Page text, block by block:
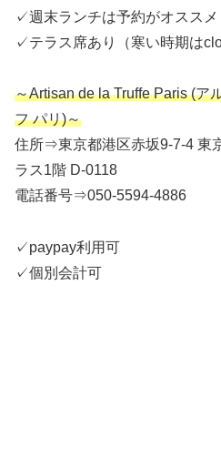
✓週末ランチは予約がオススメ
✓テラス席あり（寒い時期は
～Artisan de la Truffe Paris (ア
フ パリ)～
住所⇒東京都港区赤坂9-7-4 東
ラス1階 D-0118
電話番号⇒050-5594-4886
✓paypay利用可
✓個別会計可